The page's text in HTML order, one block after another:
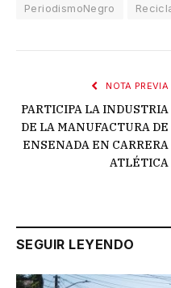
PeriodismoNegro
NOTA PREVIA
PARTICIPA LA INDUSTRIA
DE LA MANUFACTURA DE
ENSENADA EN CARRERA
ATLÉTICA
SEGUIR LEYENDO